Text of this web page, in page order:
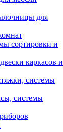
для
сортировки и
каркасов и
системы
системы